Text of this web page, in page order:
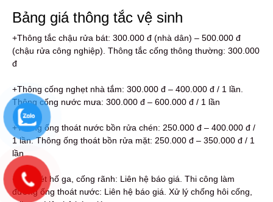
Bảng giá thông tắc vệ sinh
+Thông tắc chậu rửa bát: 300.000 đ (nhà dân) – 500.000 đ
(chậu rửa công nghiệp). Thông tắc cống thông thường: 300.000
đ
+Thông cống nghẹt nhà tắm: 300.000 đ – 400.000 đ / 1 lần.
Thông cống nước mưa: 300.000 đ – 600.000 đ / 1 lần
+Thông ống thoát nước bồn rửa chén: 250.000 đ – 400.000 đ /
1 lần. Thông ống thoát bồn rửa mặt: 250.000 đ – 350.000 đ / 1
lần
+Nạo vét hố ga, cống rãnh: Liên hệ báo giá. Thi công làm
đường ống thoát nước: Liên hệ báo giá. Xử lý chống hôi cống,